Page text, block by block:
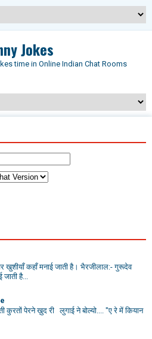
Jokes
time in Online Indian Chat Rooms
खुशीयाँ कहाँ मनाई जाती है। भैरजीलाल:- गुरूदेव
है...
पेरने ख़ुद री लुगाई ने बोल्यो.... "ए रे में कियान